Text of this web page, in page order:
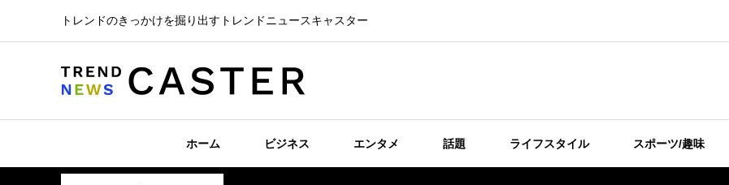
トレンドのきっかけを掘り出すトレンドニュースキャスター
ホーム ビジネス エンタメ 話題 ライフスタイル スポーツ/趣味